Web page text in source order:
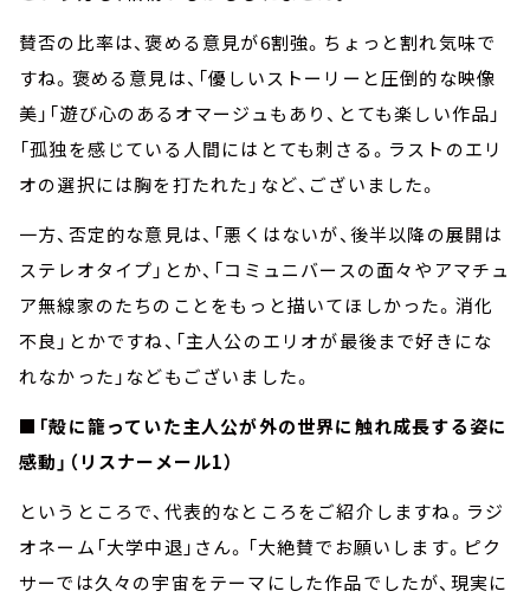
賛否の比率は、褒める意見が6割強。ちょっと割れ気味で
すね。褒める意見は、「優しいストーリーと圧倒的な映像
美」「遊び心のあるオマージュもあり、とても楽しい作品」
「孤独を感じている人間にはとても刺さる。ラストのエリ
オの選択には胸を打たれた」など、ございました。
一方、否定的な意見は、「悪くはないが、後半以降の展開は
ステレオタイプ」とか、「コミュニバースの面々やアマチュ
ア無線家のたちのことをもっと描いてほしかった。消化
不良」とかですね、「主人公のエリオが最後まで好きにな
れなかった」などもございました。
■「殻に籠っていた主人公が外の世界に触れ成長する姿に
感動」（リスナーメール1）
というところで、代表的なところをご紹介しますね。ラジ
オネーム「大学中退」さん。「大絶賛でお願いします。ピク
サーでは久々の宇宙をテーマにした作品でしたが、現実に